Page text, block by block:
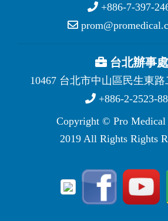
+886-7-397-
台北辦事處
10467 台北市中山區民生東路
+886-2-2523-
Copyright © Pro
2019 All Rights Rights